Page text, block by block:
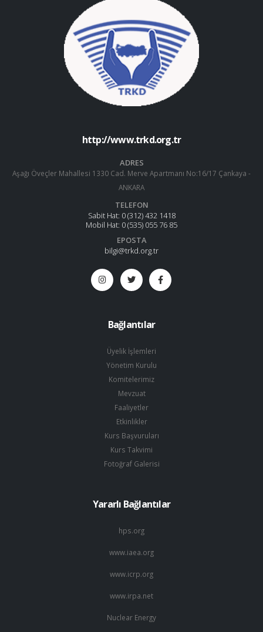
http://www.trkd.org.tr
ADRES
Aşağı Öveçler Mahallesi 1330 Cad. Merve Apartmanı No:16/17 Çankaya -
ANKARA
TELEFON
Sabit Hat: 0 (312) 432 1418
Mobil Hat: 0 (535) 055 76 85
EPOSTA
bilgi@trkd.org.tr
Bağlantılar
Üyelik İşlemleri
Yönetim Kurulu
Komitelerimiz
Mevzuat
Faaliyetler
Etkinlikler
Kurs Başvuruları
Kurs Takvimi
Fotoğraf Galerisi
Yararlı Bağlantılar
hps.org
www.iaea.org
www.icrp.org
www.irpa.net
Nuclear Energy